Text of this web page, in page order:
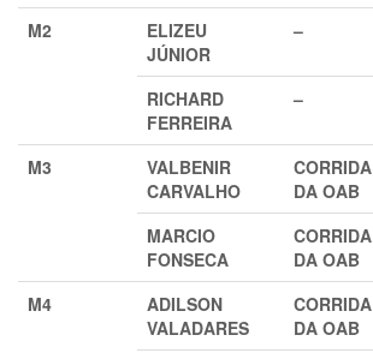
M2
ELIZEU
JÚNIOR
–
RICHARD
FERREIRA
–
M3
VALBENIR
CARVALHO
CORRIDA
DA OAB
MARCIO
FONSECA
CORRIDA
DA OAB
M4
ADILSON
VALADARES
CORRIDA
DA OAB